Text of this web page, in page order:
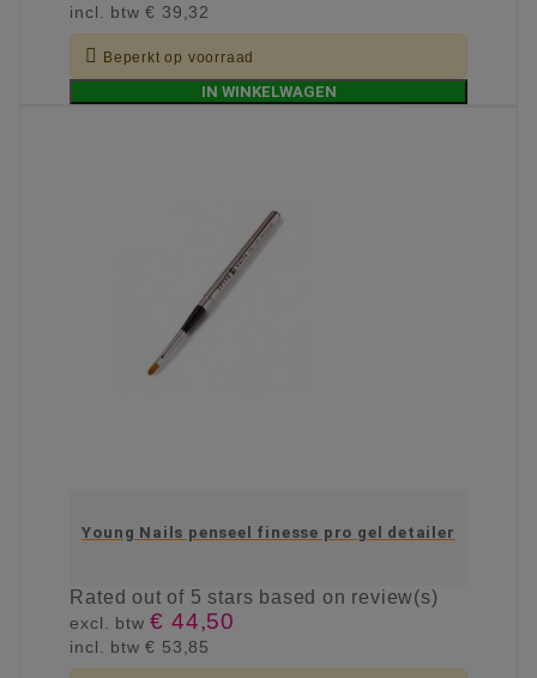
incl. btw€ 39,32
 Beperkt op voorraad
IN WINKELWAGEN
Young Nails penseel finesse pro gel detailer
Ratedout of 5 stars based on review(s)
excl. btw€ 44,50
incl. btw€ 53,85